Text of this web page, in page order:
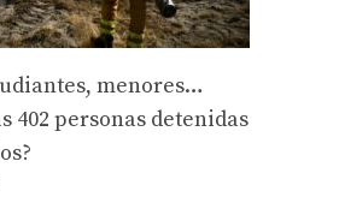
menores…
402 personas detenidas